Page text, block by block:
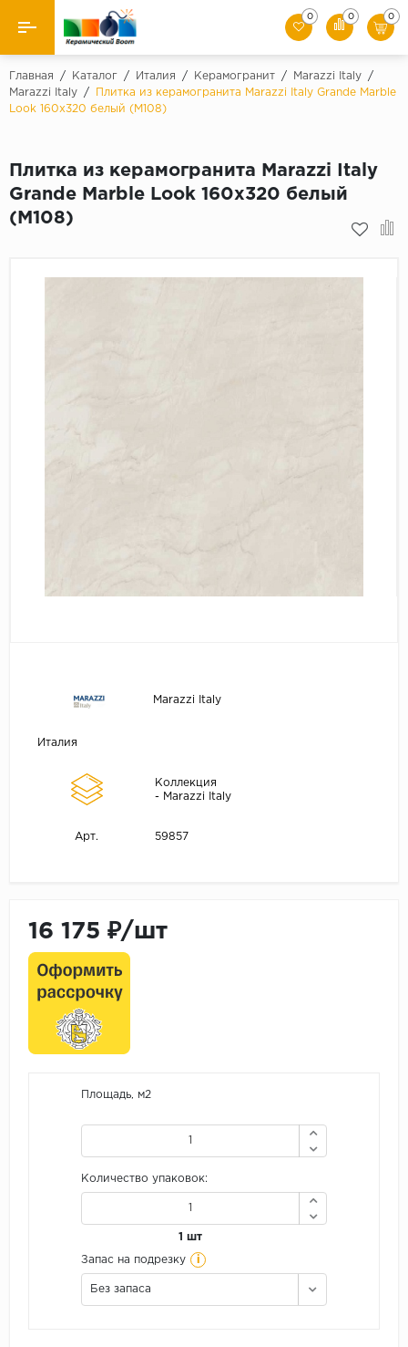
Назад
Производители
Керамогранит
Искусственный камень
0 0 0
Главная / Каталог / Италия / Керамогранит / Marazzi Italy
/
Marazzi Italy
/
Плитка из керамогранита Marazzi Italy Grande Marble
Look 160x320 белый (M108)
Плитка из керамогранита Marazzi Italy
Grande Marble Look 160x320 белый
(M108)
Marazzi Italy
Италия
Коллекция
- Marazzi Italy
Арт. 59857
16 175 ₽/шт
Площадь, м2
Количество упаковок:
1 шт
Запас на подрезку i
Без запаса